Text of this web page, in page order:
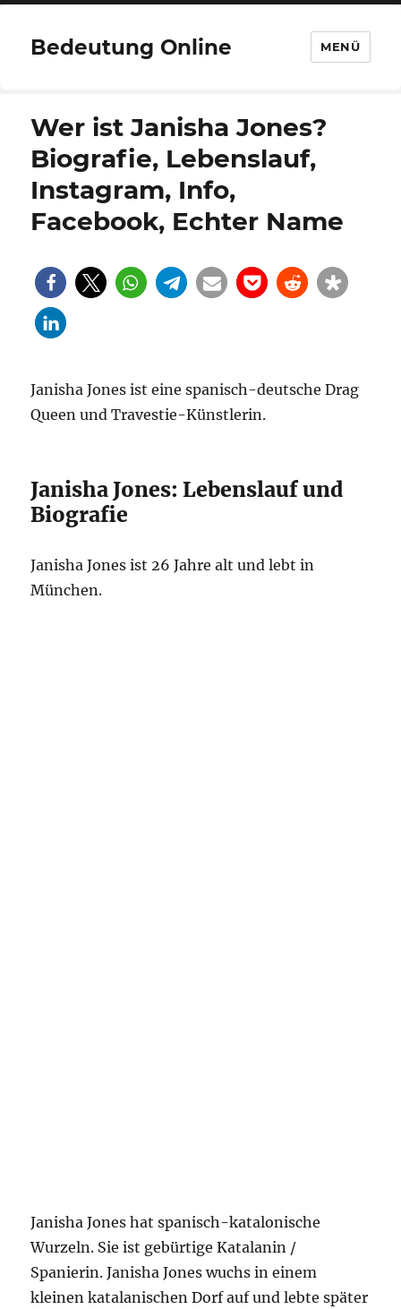
Bedeutung Online MENÜ
Wer ist Janisha Jones?
Biografie, Lebenslauf,
Instagram, Info,
Facebook, Echter Name
Janisha Jones ist eine spanisch-deutsche Drag
Queen und Travestie-Künstlerin.
Janisha Jones: Lebenslauf und
Biografie
Janisha Jones ist 26 Jahre alt und lebt in
München.
Janisha Jones hat spanisch-katalonische
Wurzeln. Sie ist gebürtige Katalanin /
Spanierin. Janisha Jones wuchs in einem
kleinen katalanischen Dorf auf und lebte später